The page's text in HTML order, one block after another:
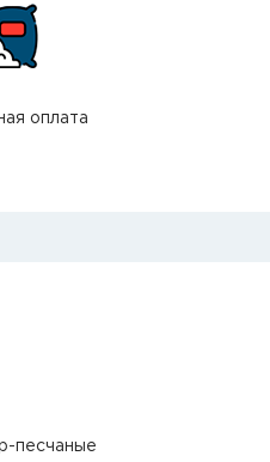
оплата
песчаные